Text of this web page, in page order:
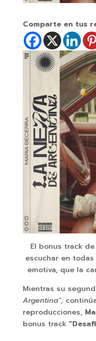
Comparte en tus
El bonus track
escuchar en
emotiva, que la
Mientras su
Argentina”,
reproducciones,
bonus track